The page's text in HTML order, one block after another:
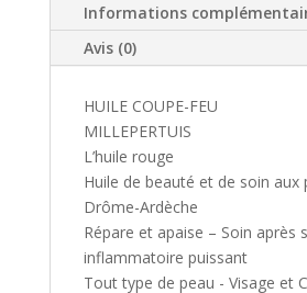
Informations
Avis (0)
HUILE COUPE-FEU
MILLEPERTUIS
L’huile rouge
Huile de beauté et de soin aux
Drôme-Ardèche
Répare et apaise – Soin après
inflammatoire puissant
Tout type de peau - Visage et